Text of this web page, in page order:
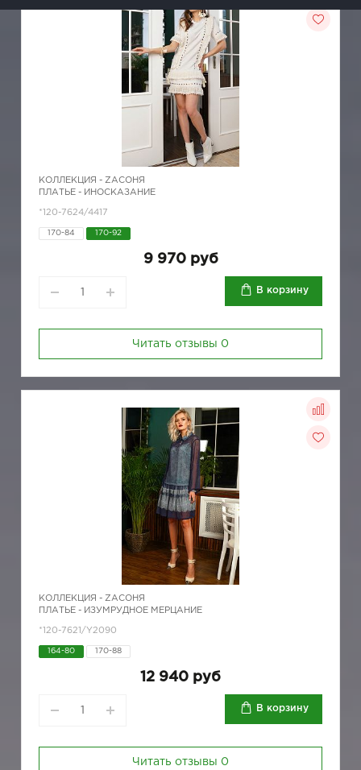
КОЛЛЕКЦИЯ - ZAСОНЯ
ПЛАТЬЕ - ИНОСКАЗАНИЕ
*120-7624/4417
170-84 170-92
9 970 руб
В корзину
Читать отзывы 0
КОЛЛЕКЦИЯ - ZAСОНЯ
ПЛАТЬЕ - ИЗУМРУДНОЕ МЕРЦАНИЕ
*120-7621/Y2090
164-80 170-88
12 940 руб
В корзину
Читать отзывы 0